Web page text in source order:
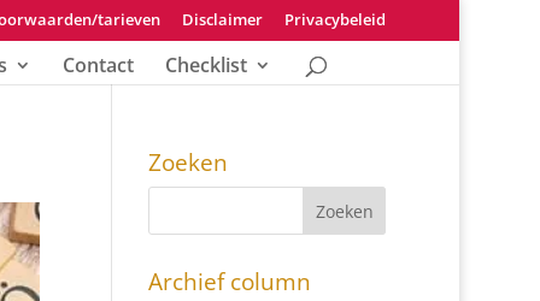
tarieven Disclaimer Privacybeleid
Contact Checklist
Zoeken
Archief column